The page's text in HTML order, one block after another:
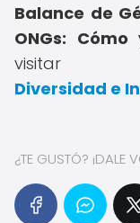
Balance de
ONGs:
Diversidad e
¿TE GUSTÓ? ¡DALE